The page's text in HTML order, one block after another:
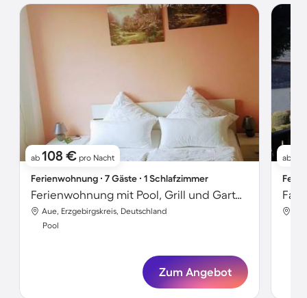
ab 108 € pro Nacht
Ferienwohnung ∙ 7 Gäste ∙ 1 Schlafzimmer
Ferienwohnung mit Pool, Grill und Garten | Bergblick
Aue, Erzgebirgskreis, Deutschland
Pool
Zum Angebot
ab